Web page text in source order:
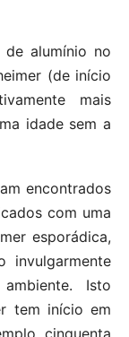
alumínio no
(de início
mais
idade sem a
encontrados
com uma
esporádica,
invulgarmente
Isto
tem início em
cinquenta